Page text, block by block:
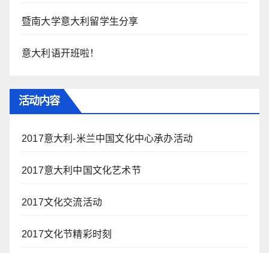
暨南大学意大利留学生分享
意大利语开班啦！
活动内容
2017意大利-米兰中国文化中心承办活动
2017意大利中国文化艺术节
2017文化交流活动
2017文化节精彩时刻